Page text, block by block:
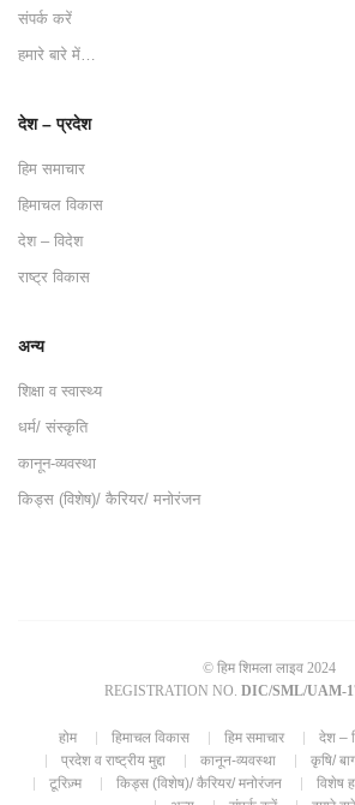
संपर्क करें
हमारे बारे में…
देश – प्रदेश
हिम समाचार
हिमाचल विकास
देश – विदेश
राष्ट्र विकास
अन्य
शिक्षा व स्वास्थ्य
धर्म/ संस्कृति
कानून-व्यवस्था
किड्स (विशेष)/ कैरियर/ मनोरंजन
© हिम शिमला लाइव 2024
REGISTRATION NO. DIC/SML/UAM-
होम हिमाचल विकास हिम समाचार देश –
प्रदेश व राष्ट्रीय मुद्दा
कानून-व्यवस्था कृषि/
टूरिज़्म
किड्स (विशेष)/ कैरियर/ मनोरंजन विशेष